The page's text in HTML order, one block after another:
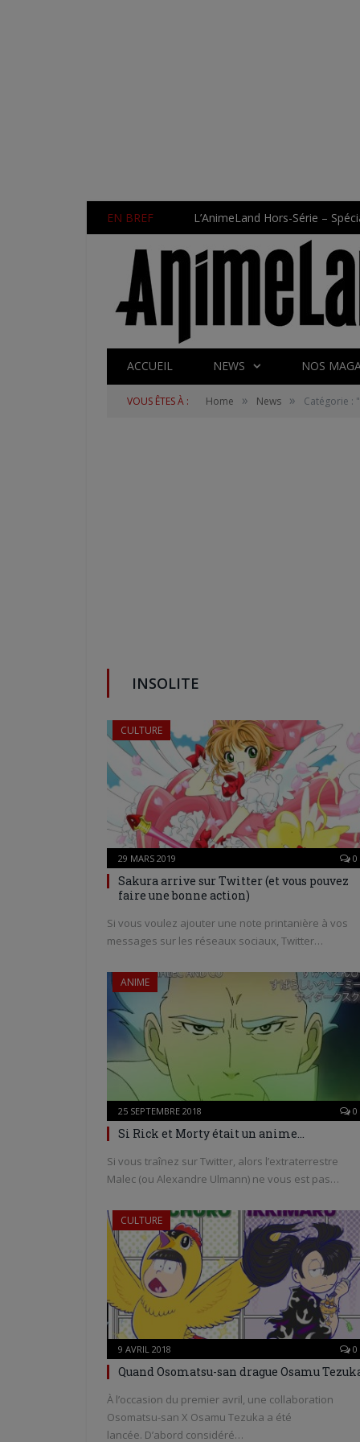
EN BREF L’AnimeLand Hors-Série –
ACCUEIL NEWS NOS
VOUS ÊTES À : Home » News » Catégorie :
INSOLITE
CULTURE
29 MARS 2019 0
Sakura arrive sur Twitter (et vous pouvez
faire une bonne action)
Si vous voulez ajouter une note printanière à vos
messages sur les réseaux sociaux, Twitter…
ANIME
25 SEPTEMBRE 2018 0
Si Rick et Morty était un anime…
Si vous traînez sur Twitter, alors l’extraterrestre
Malec (ou Alexandre Ulmann) ne vous est pas…
CULTURE
9 AVRIL 2018 0
Quand Osomatsu-san drague Osamu
À l’occasion du premier avril, une collaboration
Osomatsu-san X Osamu Tezuka a été
lancée. D’abord considéré…